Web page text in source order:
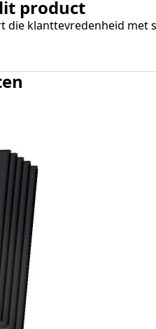
product
die klanttevredenheid